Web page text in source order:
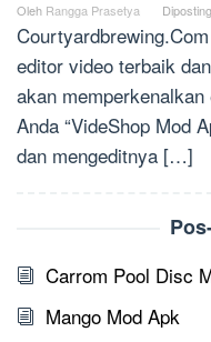
Oleh Rangga Prasetya
editor video terbaik
akan
Anda “VideShop Mod
dan mengeditnya […]
Carrom Pool Disc
Mango Mod Apk